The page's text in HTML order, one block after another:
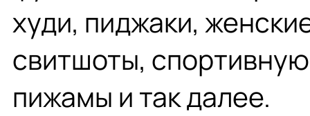
худи, пиджаки,
свитшоты,
пижамы и так далее.